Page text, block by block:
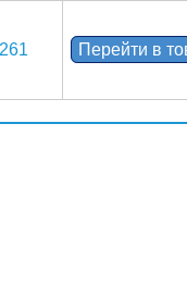
Перейти в